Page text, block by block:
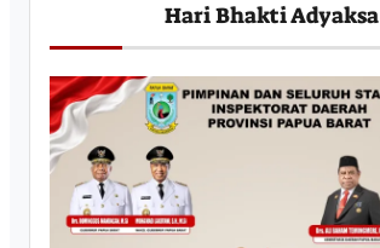
Hari Bhakti Adyaksa